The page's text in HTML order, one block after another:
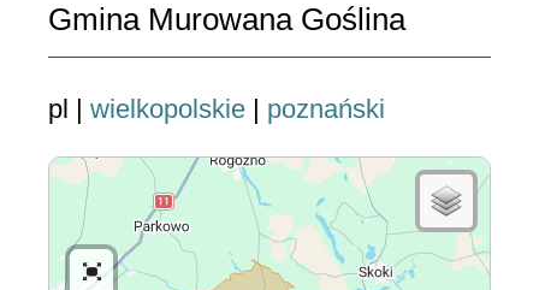
Gmina Murowana Goślina
pl | wielkopolskie | poznański